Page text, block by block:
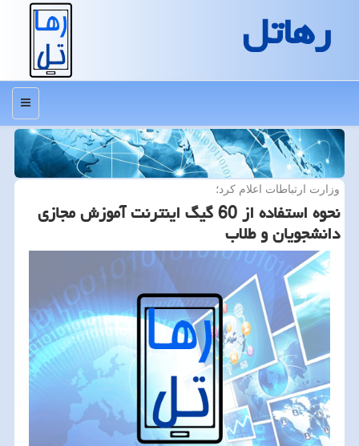
رهاتل
منو
وزارت ارتباطات اعلام كرد؛
نحوه استفاده از 60 گیگ اینترنت آموزش مجازی
دانشجویان و طلاب